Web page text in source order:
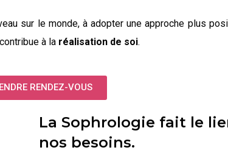
sur le monde, à adopter une approche plus
à la réalisation de soi.
RENDEZ-VOUS
La Sophrologie fait le
nos besoins.